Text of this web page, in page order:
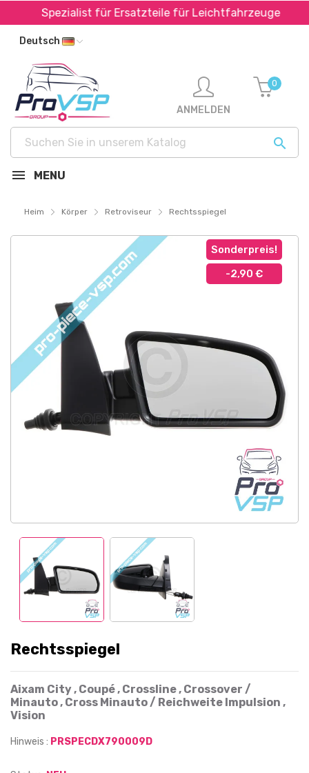
Spezialist für Ersatzteile für Leichtfahrzeuge
Deutsch

ANMELDEN
0
MENU
Heim Körper Retroviseur Rechtsspiegel
Sonderpreis!
-2,90 €
Rechtsspiegel
Aixam City , Coupé , Crossline , Crossover /
Minauto , Cross Minauto / Reichweite Impulsion ,
Vision
Hinweis : PRSPECDX790009D